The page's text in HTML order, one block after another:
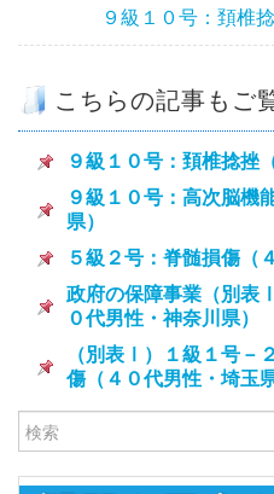
９級１０号：頚椎
こちらの記事もご
９級１０号：頚椎捻挫
９級１０号：高次脳機
県）
５級２号：脊髄損傷（
政府の保障事業（別表
０代男性・神奈川県）
（別表Ⅰ）１級１号－
傷（４０代男性・埼玉県